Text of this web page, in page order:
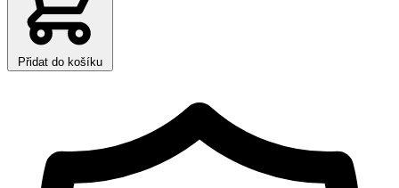
Přidat do košíku